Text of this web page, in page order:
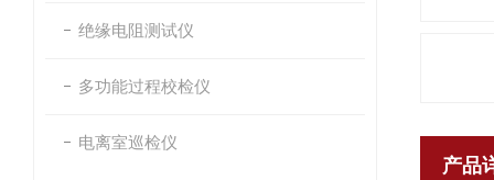
绝缘电阻测试仪
多功能过程校检仪
电离室巡检仪
产品